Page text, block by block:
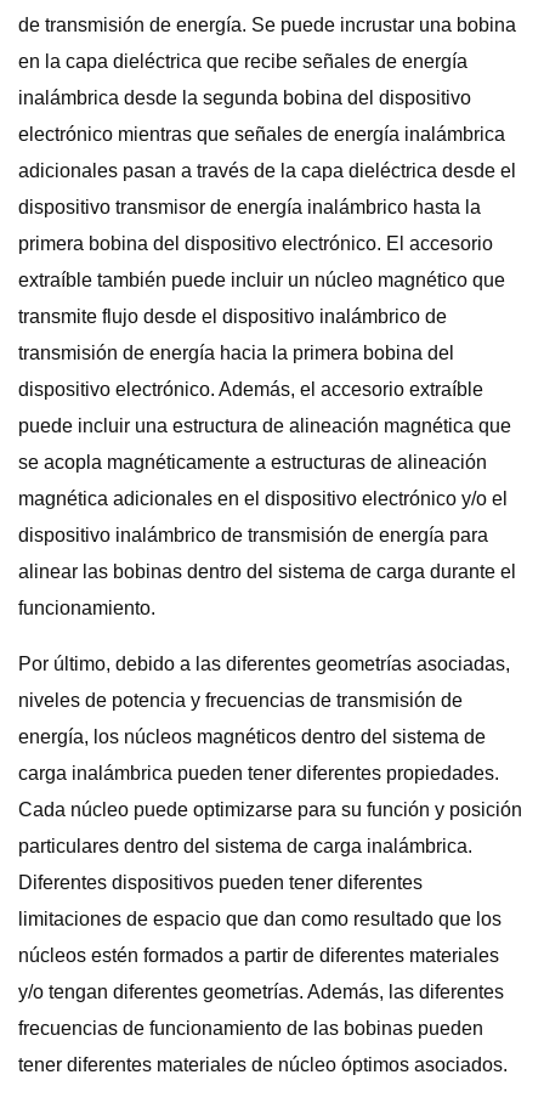
de transmisión de energía. Se puede incrustar una bobina
en la capa dieléctrica que recibe señales de energía
inalámbrica desde la segunda bobina del dispositivo
electrónico mientras que señales de energía inalámbrica
adicionales pasan a través de la capa dieléctrica desde el
dispositivo transmisor de energía inalámbrico hasta la
primera bobina del dispositivo electrónico. El accesorio
extraíble también puede incluir un núcleo magnético que
transmite flujo desde el dispositivo inalámbrico de
transmisión de energía hacia la primera bobina del
dispositivo electrónico. Además, el accesorio extraíble
puede incluir una estructura de alineación magnética que
se acopla magnéticamente a estructuras de alineación
magnética adicionales en el dispositivo electrónico y/o el
dispositivo inalámbrico de transmisión de energía para
alinear las bobinas dentro del sistema de carga durante el
funcionamiento.
Por último, debido a las diferentes geometrías asociadas,
niveles de potencia y frecuencias de transmisión de
energía, los núcleos magnéticos dentro del sistema de
carga inalámbrica pueden tener diferentes propiedades.
Cada núcleo puede optimizarse para su función y posición
particulares dentro del sistema de carga inalámbrica.
Diferentes dispositivos pueden tener diferentes
limitaciones de espacio que dan como resultado que los
núcleos estén formados a partir de diferentes materiales
y/o tengan diferentes geometrías. Además, las diferentes
frecuencias de funcionamiento de las bobinas pueden
tener diferentes materiales de núcleo óptimos asociados.